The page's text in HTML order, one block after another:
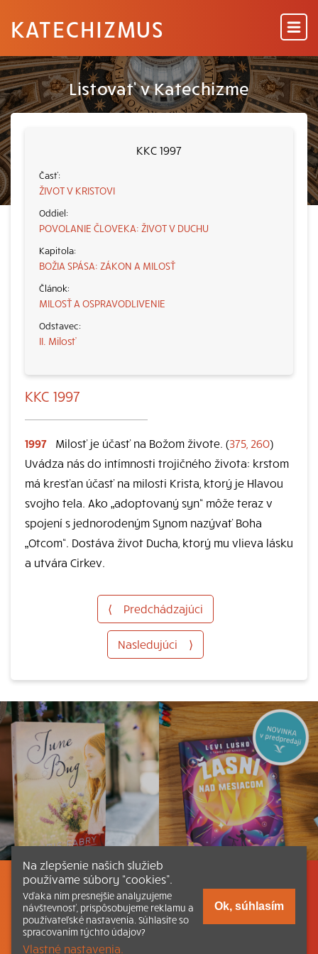
KATECHIZMUS
Listovať v Katechizme
KKC 1997
ŽIVOT V KRISTOVI
POVOLANIE ČLOVEKA: ŽIVOT V DUCHU
BOŽIA SPÁSA: ZÁKON A MILOSŤ
MILOSŤ A OSPRAVODLIVENIE
II. Milosť
KKC 1997
1997 Milosť je účasť na Božom živote. (375, 260)
Uvádza nás do intímnosti trojičného života: krstom
má kresťan účasť na milosti Krista, ktorý je Hlavou
svojho tela. Ako „adoptovaný syn“ môže teraz v
spojení s jednorodeným Synom nazývať Boha
„Otcom“. Dostáva život Ducha, ktorý mu vlieva lásku
a utvára Cirkev.
⟨ Predchádzajúci
Nasledujúci ⟩
Listovať Obsah Dokumenty a články
Kontakt Tlačená verzia Katechizmu
© 2026 katechizmus.sk |
Na zlepšenie našich služieb
používame súbory “cookies”.
Vďaka nim presnejšie analyzujeme
návštevnosť, prispôsobujeme reklamu a
používateľské nastavenia. Súhlasíte so
spracovaním týchto údajov?
Vlastné nastavenia.
Ok, súhlasím